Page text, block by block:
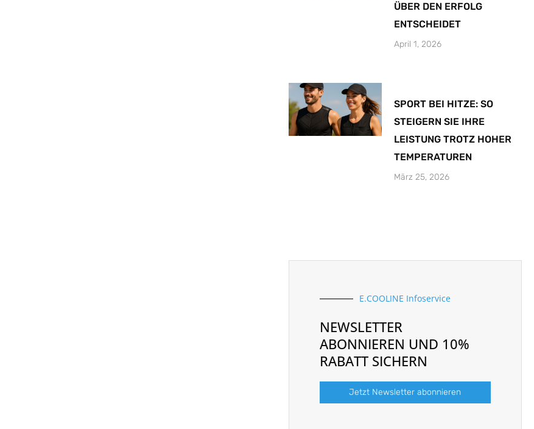
ÜBER DEN ERFOLG
ENTSCHEIDET
April 1, 2026
SPORT BEI HITZE: SO
STEIGERN SIE IHRE
LEISTUNG TROTZ HOHER
TEMPERATUREN
März 25, 2026
E.COOLINE Infoservice
NEWSLETTER
ABONNIEREN UND 10%
RABATT SICHERN
Jetzt Newsletter abonnieren